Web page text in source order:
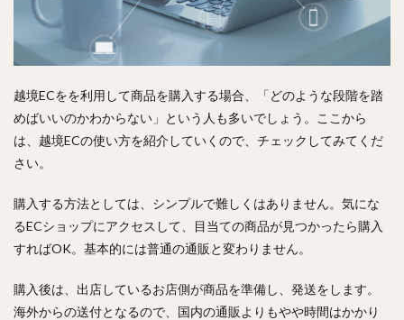
越境ECをを利用して商品を購入する場合、「どのような段階を踏
めばいいのかわからない」という人も多いでしょう。ここから
は、越境ECの使い方を紹介していくので、チェックしてみてくだ
さい。
購入する方法としては、シンプルで難しくはありません。気にな
るECショップにアクセスして、目当ての商品が見つかったら購入
すればOK。基本的には普通の通販と変わりません。
購入後は、出店しているお店側が商品を準備し、発送をします。
海外からの送付となるので、国内の通販よりもやや時間はかかり